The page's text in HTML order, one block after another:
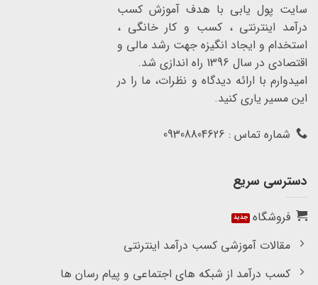
سایت پول یابی با هدف آموزش کسب
درآمد اینترنتی ، کسب و کار خانگی ،
استخدام و ایجاد انگیزه جهت رشد مالی و
اقتصادی در سال 1396 راه اندازی شد.
امیدوارم با ارائه دیدگاه و نظرات، ما را در
این مسیر یاری کنید.
شماره تماس : 09308804626
دسترسی سریع
فروشگاه
مقالات آموزشی کسب درآمد اینترنتی
کسب درآمد از شبکه های اجتماعی و پیام رسان ها